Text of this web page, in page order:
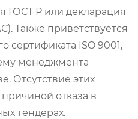
ГОСТ Р или декларация
Также приветствуется
сертификата ISO 9001,
менеджмента
Отсутствие этих
отказа в
тендерах.